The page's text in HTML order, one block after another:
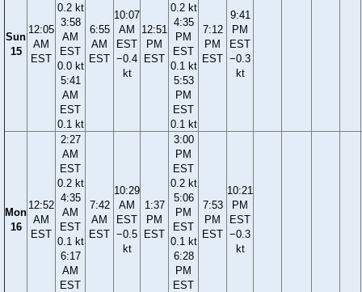
Sun
15
12:05
AM
EST
0.2 kt
3:58
AM
EST
0.0 kt
5:41
AM
EST
0.1 kt
6:55
AM
EST
10:07
AM
EST
−0.4
kt
12:51
PM
EST
0.2 kt
4:35
PM
EST
0.1 kt
5:53
PM
EST
0.1 kt
7:12
PM
EST
9:41
PM
EST
−0.3
kt
Mon
16
12:52
AM
EST
2:27
AM
EST
0.2 kt
4:35
AM
EST
0.1 kt
6:17
AM
EST
7:42
AM
EST
10:29
AM
EST
−0.5
kt
1:37
PM
EST
3:00
PM
EST
0.2 kt
5:06
PM
EST
0.1 kt
6:28
PM
EST
7:53
PM
EST
10:21
PM
EST
−0.3
kt